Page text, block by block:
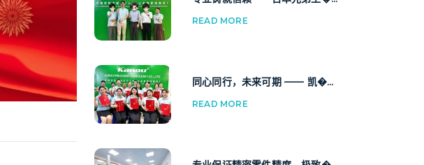
READ MORE
同心同行，未来可期 —— 凯�...
READ MORE